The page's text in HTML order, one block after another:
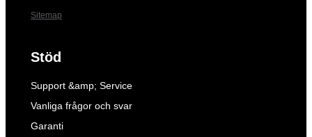
Sitemap
Stöd
Support &amp; Service
Vanliga frågor och svar
Garanti